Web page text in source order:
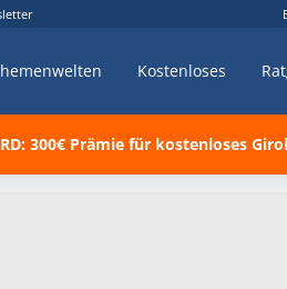
Kostenloses
300€ Prämie für kostenloses